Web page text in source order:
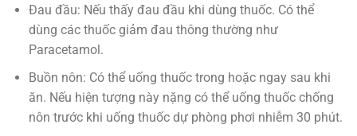
Đau đầu: Nếu thấy đau đầu khi dùng thuốc. Có thể
dùng các thuốc giảm đau thông thường như
Paracetamol.
Buồn nôn: Có thể uống thuốc trong hoặc ngay sau khi
ăn. Nếu hiện tượng này nặng có thể uống thuốc chống
nôn trước khi uống thuốc dự phòng phơi nhiễm 30 phút.